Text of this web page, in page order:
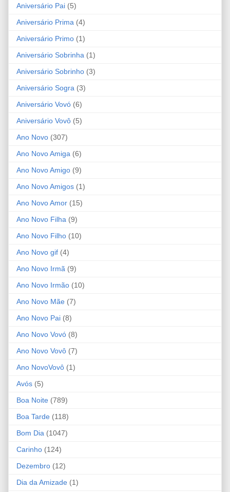
Aniversário Pai (5)
Aniversário Prima (4)
Aniversário Primo (1)
Aniversário Sobrinha (1)
Aniversário Sobrinho (3)
Aniversário Sogra (3)
Aniversário Vovó (6)
Aniversário Vovô (5)
Ano Novo (307)
Ano Novo Amiga (6)
Ano Novo Amigo (9)
Ano Novo Amigos (1)
Ano Novo Amor (15)
Ano Novo Filha (9)
Ano Novo Filho (10)
Ano Novo gif (4)
Ano Novo Irmã (9)
Ano Novo Irmão (10)
Ano Novo Mãe (7)
Ano Novo Pai (8)
Ano Novo Vovó (8)
Ano Novo Vovô (7)
Ano NovoVovô (1)
Avós (5)
Boa Noite (789)
Boa Tarde (118)
Bom Dia (1047)
Carinho (124)
Dezembro (12)
Dia da Amizade (1)